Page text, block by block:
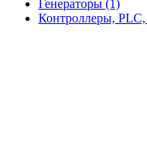
Генераторы (1)
Контроллеры,